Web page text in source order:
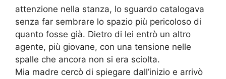
attenzione nella stanza, lo sguardo catalogava
senza far sembrare lo spazio più pericoloso di
quanto fosse già. Dietro di lei entrò un altro
agente, più giovane, con una tensione nelle
spalle che ancora non si era sciolta.
Mia madre cercò di spiegare dall’inizio e arrivò